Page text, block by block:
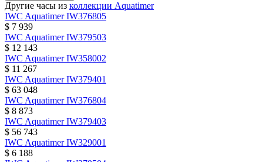
Другие часы из коллекции Aquatimer
IWC AquatimerIW376805
$ 7 939
IWC AquatimerIW379503
$ 12 143
IWC AquatimerIW358002
$ 11 267
IWC AquatimerIW379401
$ 63 048
IWC AquatimerIW376804
$ 8 873
IWC AquatimerIW379403
$ 56 743
IWC AquatimerIW329001
$ 6 188